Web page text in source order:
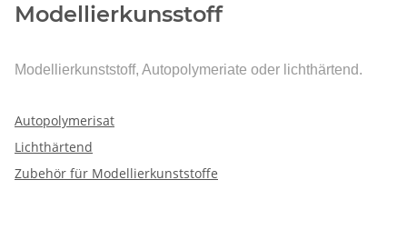
Modellierkunsstoff
Modellierkunststoff, Autopolymeriate oder lichthärtend.
Autopolymerisat
Lichthärtend
Zubehör für Modellierkunststoffe